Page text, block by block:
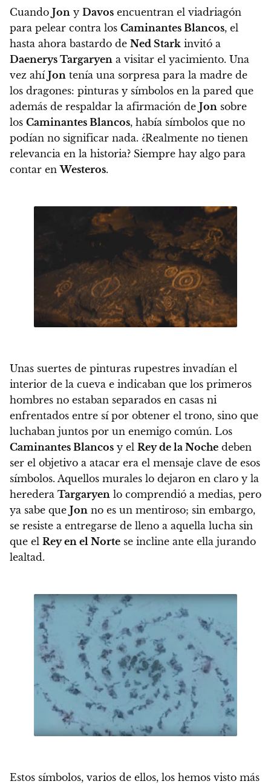
Cuando Jon y Davos encuentran el viadriagón
para pelear contra los Caminantes Blancos, el
hasta ahora bastardo de Ned Stark invitó a
Daenerys Targaryen a visitar el yacimiento. Una
vez ahí Jon tenía una sorpresa para la madre de
los dragones: pinturas y símbolos en la pared que
además de respaldar la afirmación de Jon sobre
los Caminantes Blancos, había símbolos que no
podían no significar nada. ¿Realmente no tienen
relevancia en la historia? Siempre hay algo para
contar enWesteros.
Unas suertes de pinturas rupestres invadían el
interior de la cueva e indicaban que los primeros
hombres no estaban separados en casas ni
enfrentados entre sí por obtener el trono, sino que
luchaban juntos por un enemigo común. Los
Caminantes Blancos y el Rey de la Noche deben
ser el objetivo a atacar era el mensaje clave de esos
símbolos. Aquellos murales lo dejaron en claro y la
heredera Targaryen lo comprendió a medias, pero
ya sabe que Jon no es un mentiroso; sin embargo,
se resiste a entregarse de lleno a aquella lucha sin
que el Rey en el Norte se incline ante ella jurando
lealtad.
Estos símbolos, varios de ellos, los hemos visto más